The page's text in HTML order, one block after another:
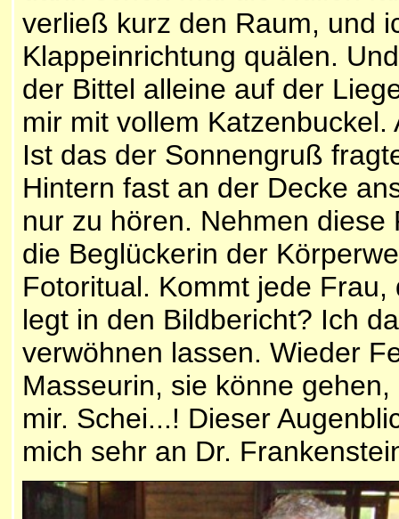
verließ kurz den Raum, und
Klappeinrichtung quälen.
der Bittel alleine auf der
mir mit vollem
Ist das der Sonnengruß
Hintern fast an der Decke
nur zu hören. Nehmen
die Beglückerin der
Fotoritual. Kommt jede
legt in den Bildbericht? Ich
verwöhnen lassen. Wieder
Masseurin, sie könne
mir. Schei...! Dieser
mich sehr an Dr.